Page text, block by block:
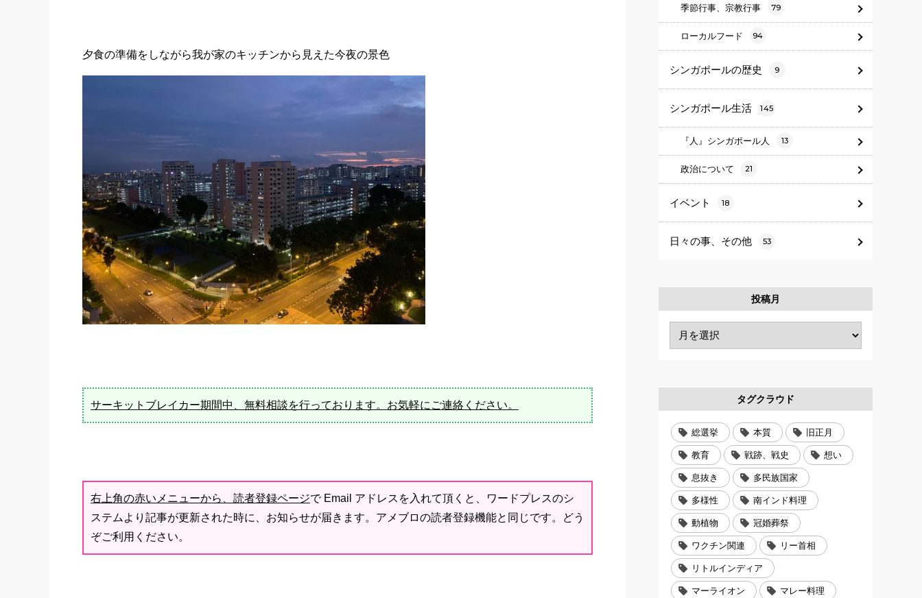
夕食の準備をしながら我が家のキッチンから見えた今夜の景色
サーキットブレイカー期間中、無料相談を行っております。お気軽にご連絡ください。
右上角の赤いメニューから、読者登録ページで Email アドレスを入れて頂くと、ワードプレスのシ
ステムより記事が更新された時に、お知らせが届きます。アメブロの読者登録機能と同じです。どう
ぞご利用ください。
季節行事、宗教行事 79
ローカルフード 94
シンガポールの歴史 9
シンガポール生活 145
『人』シンガポール人 13
政治について 21
イベント 18
日々の事、その他 53
投稿月
タグクラウド
総選挙 本質 旧正月
教育 戦跡、戦史 想い
息抜き 多民族国家
多様性 南インド料理
動植物 冠婚葬祭
ワクチン関連 リー首相
リトルインディア
マーライオン マレー料理